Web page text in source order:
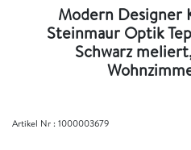
Modern Designer
Steinmaur Optik
Schwarz
Artikel Nr :1000003679